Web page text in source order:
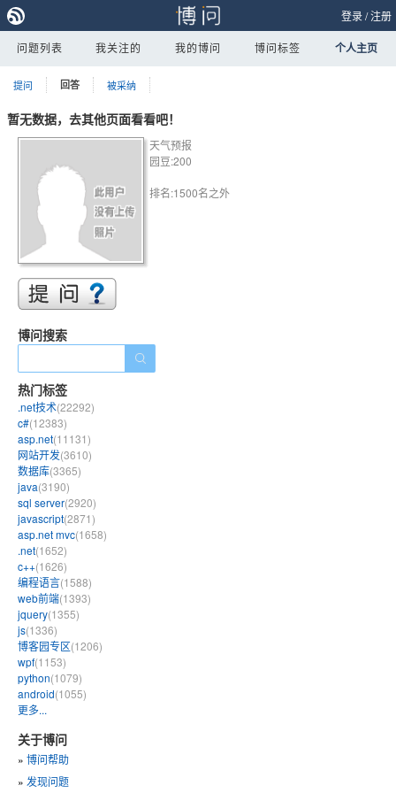
登录/注册
问题列表 我关注的 我的博问 博问标签 个人主页
提问 回答 被采纳
暂无数据，去其他页面看看吧！
天气预报
园豆:200
排名:1500名之外
博问搜索
热门标签
.net技术(22292)
c#(12383)
asp.net(11131)
网站开发(3610)
数据库(3365)
java(3190)
sql server(2920)
javascript(2871)
asp.net mvc(1658)
.net(1652)
c++(1626)
编程语言(1588)
web前端(1393)
jquery(1355)
js(1336)
博客园专区(1206)
wpf(1153)
python(1079)
android(1055)
更多...
关于博问
» 博问帮助
» 发现问题